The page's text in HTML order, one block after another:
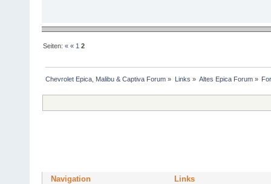
Seiten:« « 1 2
Chevrolet Epica, Malibu & Captiva Forum » Links » Altes Epica Forum»
Navigation Links